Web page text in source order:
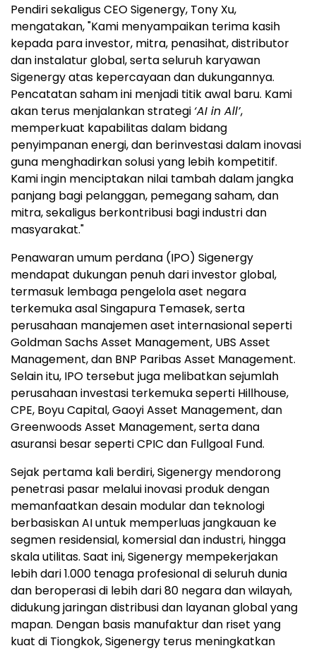
Pendiri sekaligus CEO Sigenergy, Tony Xu,
mengatakan, "Kami menyampaikan terima kasih
kepada para investor, mitra, penasihat, distributor
dan instalatur global, serta seluruh karyawan
Sigenergy atas kepercayaan dan dukungannya.
Pencatatan saham ini menjadi titik awal baru. Kami
akan terus menjalankan strategi ‘AI in All’,
memperkuat kapabilitas dalam bidang
penyimpanan energi, dan berinvestasi dalam inovasi
guna menghadirkan solusi yang lebih kompetitif.
Kami ingin menciptakan nilai tambah dalam jangka
panjang bagi pelanggan, pemegang saham, dan
mitra, sekaligus berkontribusi bagi industri dan
masyarakat."
Penawaran umum perdana (IPO) Sigenergy
mendapat dukungan penuh dari investor global,
termasuk lembaga pengelola aset negara
terkemuka asal Singapura Temasek, serta
perusahaan manajemen aset internasional seperti
Goldman Sachs Asset Management, UBS Asset
Management, dan BNP Paribas Asset Management.
Selain itu, IPO tersebut juga melibatkan sejumlah
perusahaan investasi terkemuka seperti Hillhouse,
CPE, Boyu Capital, Gaoyi Asset Management, dan
Greenwoods Asset Management, serta dana
asuransi besar seperti CPIC dan Fullgoal Fund.
Sejak pertama kali berdiri, Sigenergy mendorong
penetrasi pasar melalui inovasi produk dengan
memanfaatkan desain modular dan teknologi
berbasiskan AI untuk memperluas jangkauan ke
segmen residensial, komersial dan industri, hingga
skala utilitas. Saat ini, Sigenergy mempekerjakan
lebih dari 1.000 tenaga profesional di seluruh dunia
dan beroperasi di lebih dari 80 negara dan wilayah,
didukung jaringan distribusi dan layanan global yang
mapan. Dengan basis manufaktur dan riset yang
kuat di Tiongkok, Sigenergy terus meningkatkan